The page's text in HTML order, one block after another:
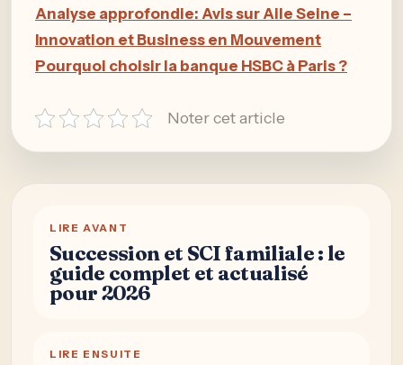
Analyse approfondie: Avis sur Aile Seine –
Innovation et Business en Mouvement
Pourquoi choisir la banque HSBC à Paris ?
Noter cet article
LIRE AVANT
Succession et SCI familiale : le
guide complet et actualisé
pour 2026
LIRE ENSUITE